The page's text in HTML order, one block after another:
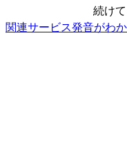
続け
関連サービス発音がわ